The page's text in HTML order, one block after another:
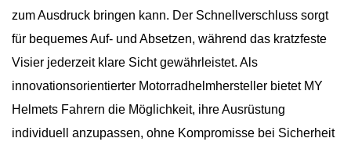
zum Ausdruck bringen kann. Der Schnellverschluss sorgt
für bequemes Auf- und Absetzen, während das kratzfeste
Visier jederzeit klare Sicht gewährleistet. Als
innovationsorientierter Motorradhelmhersteller bietet MY
Helmets Fahrern die Möglichkeit, ihre Ausrüstung
individuell anzupassen, ohne Kompromisse bei Sicherheit